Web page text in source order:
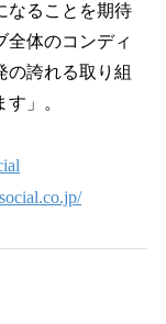
なることを期待
体のコンディ
の誇れる取り組
」。